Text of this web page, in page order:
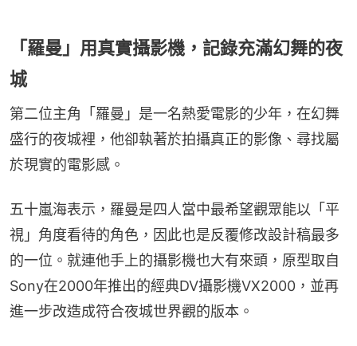
「羅曼」用真實攝影機，記錄充滿幻舞的夜
城
第二位主角「羅曼」是一名熱愛電影的少年，在幻舞
盛行的夜城裡，他卻執著於拍攝真正的影像、尋找屬
於現實的電影感。
五十嵐海表示，羅曼是四人當中最希望觀眾能以「平
視」角度看待的角色，因此也是反覆修改設計稿最多
的一位。就連他手上的攝影機也大有來頭，原型取自
Sony在2000年推出的經典DV攝影機VX2000，並再
進一步改造成符合夜城世界觀的版本。